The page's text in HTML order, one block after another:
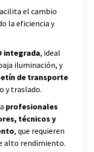
el cambio
la eficiencia y
integrada, ideal
iluminación, y
de transporte
y traslado.
profesionales
técnicos y
, que requieren
alto rendimiento.